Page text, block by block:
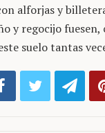
alforjas y
y regocijo
suelo tantas